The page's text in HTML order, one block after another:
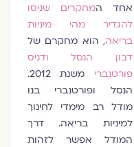
אחד ה מחקרים שניסו
להגדיר מהי מיניות
בריאה, הוא מחקרם של
דבון הנסל ודניס
פורטנברי
משנת 2012.
הנסל ופורטנברי בנו
מודל רב מימדי לחינוך
למיניות בריאה. דרך
המודל אפשר לזהות